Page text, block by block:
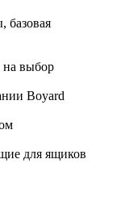
базовая
на выбор
Boyard
для ящиков